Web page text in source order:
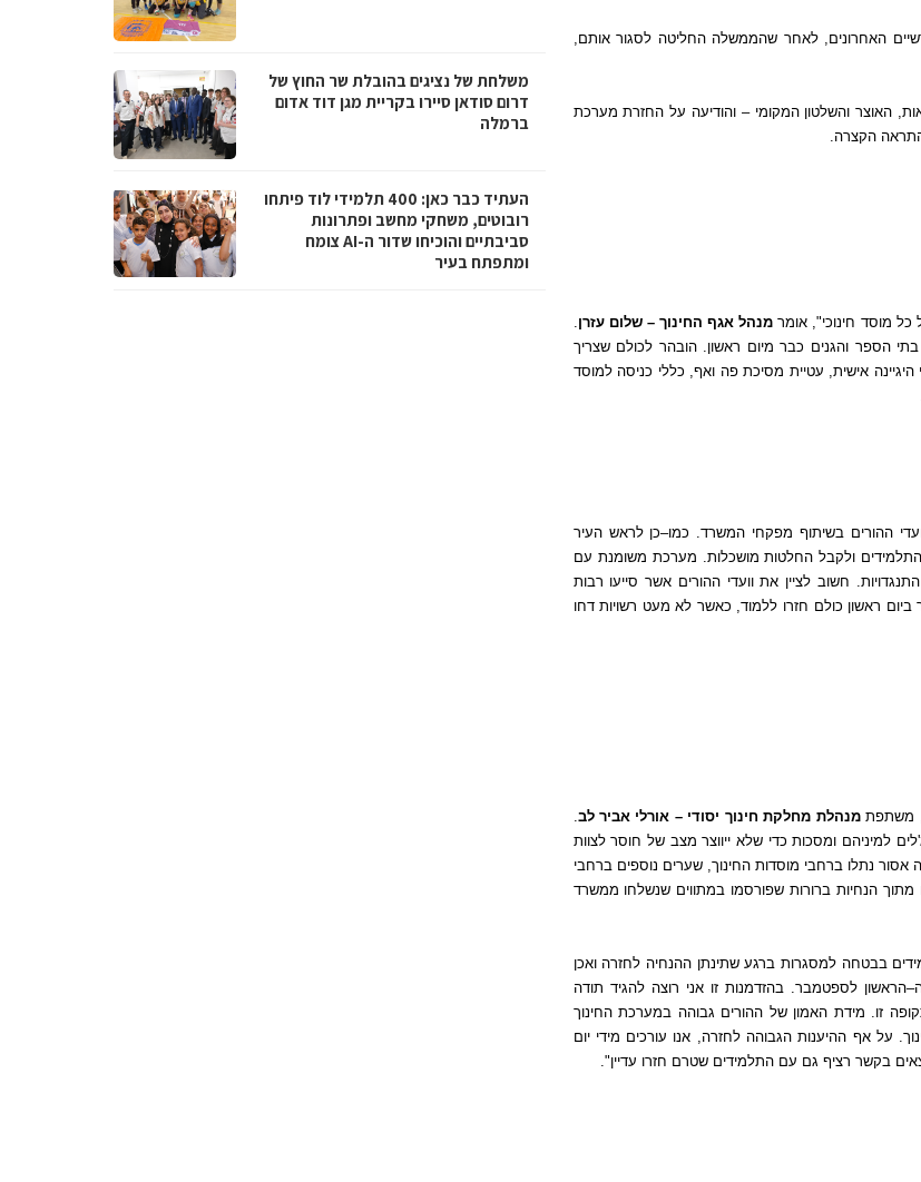
האחרונים ,לאחר שהממשלה החליטה לסגור אותם
האוצר והשלטון המקומי–והודיעה על החזרת מערכת
הקצרה
מוסד חינוכי", אומר מנהל אגף החינוך–שלום עזרן
הספר והגנים כבר מיום ראשון .הובהר לכולם שצריך
היגיינה אישית, עטיית מסיכת פה ואף, כללי כניסה למוסד
ההורים בשיתוף מפקחי המשרד. כמו–כן לראש העיר
ולקבל החלטות מושכלות
מערכת משומנת עם
חשוב לציין את וועדי ההורים אשר סייעו רבות
ביום ראשון כולם חזרו ללמוד, כאשר לא מעט רשויות דחו
משתפתמנהלת מחלקת חינוך יסודי– אורלי אביר לב
'לים למיניהם ומסכות כדי שלא ייווצר מצב של חוסר לצוות
אסור נתלו ברחבי מוסדות החינוך ,שערים נוספים ברחבי
מתוך הנחיות ברורות שפורסמו במתווים שנשלחו ממשרד
בבטחה למסגרות ברגע שתינתן ההנחיה לחזרה ואכן
–הראשון לספטמבר. בהזדמנות זו אני רוצה להגיד תודה
זו
מידת האמון של ההורים גבוהה במערכת החינוך
. על אף ההיענות הגבוהה לחזרה
אנו עורכים מידי יום
בקשר רציף גם עם התלמידים שטרם חזרו עדיין".
משלחת של נציגים בהובלת שר החוץ של
דרום סודאן סיירו בקריית מגן דוד אדום
ברמלה
העתיד כבר כאן: 400 תלמידי לוד פיתחו
רובוטים, משחקי מחשב ופתרונות
סביבתיים והוכיחו שדור ה-AI צומח
ומתפתח בעיר